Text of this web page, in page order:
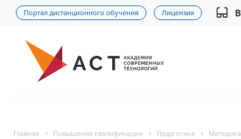
Портал дистанционного обучения Лицензия
Главная Повышение квалификации Педагогика